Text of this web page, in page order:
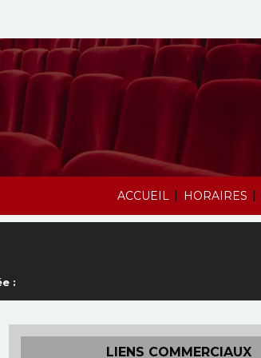
ACCUEIL | HORAIRES |
:
LIENS COMMERCIAUX